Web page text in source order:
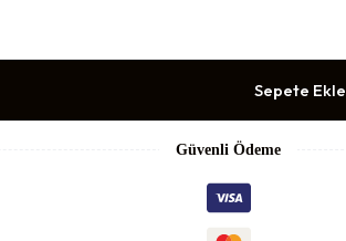
Sepete Ekle
Güvenli Ödeme